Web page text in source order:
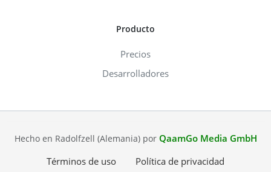
Producto
Precios
Desarrolladores
Hecho en Radolfzell (Alemania) por QaamGo Media GmbH
Términos de uso
Política de privacidad